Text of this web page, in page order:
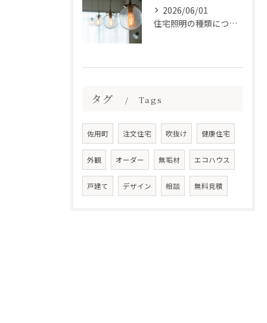
2026/06/01
住宅照明の種類について
タグ Tags
佐用町 注文住宅 吹抜け 健康住宅
外観 オーダー 無垢材 エコハウス
戸建て デザイン 相談 無料見積